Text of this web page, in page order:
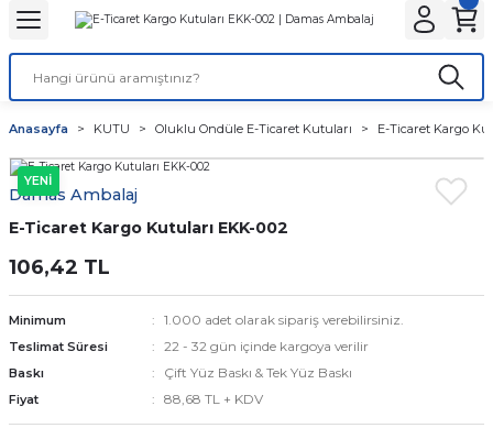
Geri Dön
Geri Dön
Fastfood Kovaları
Stick Toz Şeker ve Tuz
Islak Mendil ve Peçete
Geri Dön
Geri Dön
Körüklü Torba
Geri Dön
Geri Dön
Anasayfa KUTU Oluklu Ondüle E-Ticaret Kutuları E-Ticaret Kargo
YENİ
Damas Ambalaj
E-Ticaret Kargo Kutuları EKK-002
106,42 TL
Minimum 1.000 adet olarak sipariş verebilirsiniz.
Teslimat Süresi 22 - 32 gün içinde kargoya verilir
Baskı Çift Yüz Baskı & Tek Yüz Baskı
Fiyat 88,68 TL + KDV